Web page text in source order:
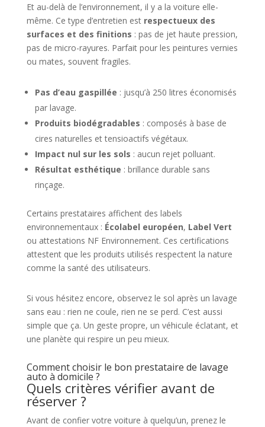
Et au-delà de l’environnement, il y a la voiture elle-
même. Ce type d’entretien est respectueux des
surfaces et des finitions : pas de jet haute pression,
pas de micro-rayures. Parfait pour les peintures vernies
ou mates, souvent fragiles.
Pas d’eau gaspillée : jusqu’à 250 litres économisés
par lavage.
Produits biodégradables : composés à base de
cires naturelles et tensioactifs végétaux.
Impact nul sur les sols : aucun rejet polluant.
Résultat esthétique : brillance durable sans
rinçage.
Certains prestataires affichent des labels
environnementaux : Écolabel européen, Label Vert
ou attestations NF Environnement. Ces certifications
attestent que les produits utilisés respectent la nature
comme la santé des utilisateurs.
Si vous hésitez encore, observez le sol après un lavage
sans eau : rien ne coule, rien ne se perd. C’est aussi
simple que ça. Un geste propre, un véhicule éclatant, et
une planète qui respire un peu mieux.
Comment choisir le bon prestataire de lavage
auto à domicile ?
Quels critères vérifier avant de
réserver ?
Avant de confier votre voiture à quelqu’un, prenez le